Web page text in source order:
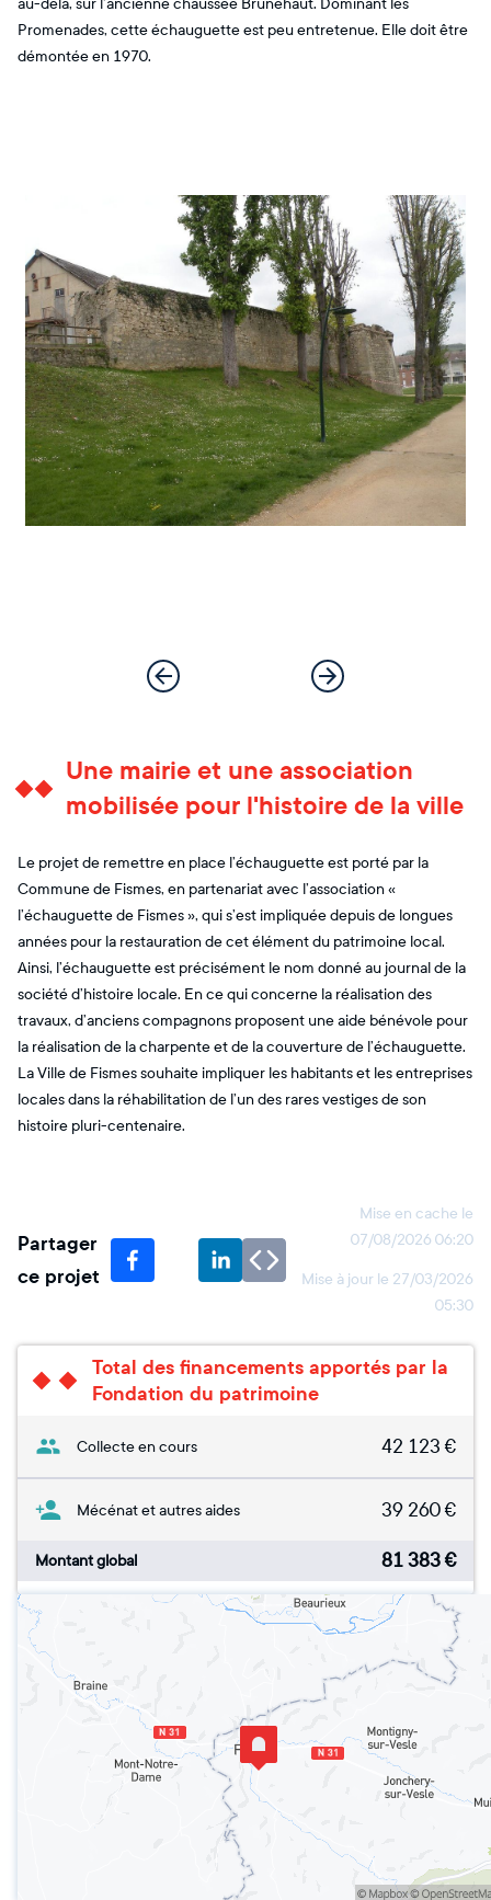
au-delà, sur l’ancienne chaussée Brunehaut. Dominant les
Promenades, cette échauguette est peu entretenue. Elle doit être
démontée en 1970.
Une mairie et une association
mobilisée pour l'histoire de la ville
Le projet de remettre en place l’échauguette est porté par la
Commune de Fismes, en partenariat avec l’association «
l’échauguette de Fismes », qui s’est impliquée depuis de longues
années pour la restauration de cet élément du patrimoine local.
Ainsi, l’échauguette est précisément le nom donné au journal de la
société d’histoire locale. En ce qui concerne la réalisation des
travaux, d’anciens compagnons proposent une aide bénévole pour
la réalisation de la charpente et de la couverture de l’échauguette.
La Ville de Fismes souhaite impliquer les habitants et les entreprises
locales dans la réhabilitation de l’un des rares vestiges de son
histoire pluri-centenaire.
Partager
ce projet
Mise en cache le
07/08/2026 06:20
Mise à jour le 27/03/2026
05:30
Total des financements apportés par la
Fondation du patrimoine
Collecte en cours 42 123 €
Mécénat et autres aides 39 260€
Montant global 81 383€